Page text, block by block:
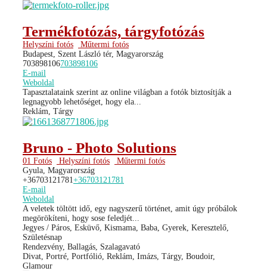
Termékfotózás, tárgyfotózás
Helyszíni fotós
Műtermi fotós
Budapest, Szent László tér, Magyarország
703898106703898106
E-mail
Weboldal
Tapasztalataink szerint az online világban a fotók biztosítják a
legnagyobb lehetőséget, hogy ela...
Reklám, Tárgy
Bruno - Photo Solutions
01 Fotós Helyszíni fotós
Műtermi fotós
Gyula, Magyarország
+36703121781 +36703121781
E-mail
Weboldal
A veletek töltött idő, egy nagyszerű történet, amit úgy próbálok
megörökíteni, hogy sose feledjét...
Jegyes / Páros, Esküvő, Kismama, Baba, Gyerek, Keresztelő,
Születésnap
Rendezvény, Ballagás, Szalagavató
Divat, Portré, Portfólió, Reklám, Imázs, Tárgy, Boudoir,
Glamour